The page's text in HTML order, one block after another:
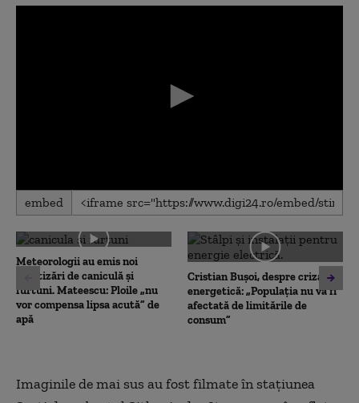
0
seconds
0
seconds
embed
Meteorologii au emis noi
avertizări de caniculă și
furtuni. Mateescu: Ploile „nu
vor compensa lipsa acută” de
apă
Cristian Bușoi, despre criza
energetică: „Populația nu va fi
afectată de limitările de
consum”
Imaginile de mai sus au fost filmate în stațiunea